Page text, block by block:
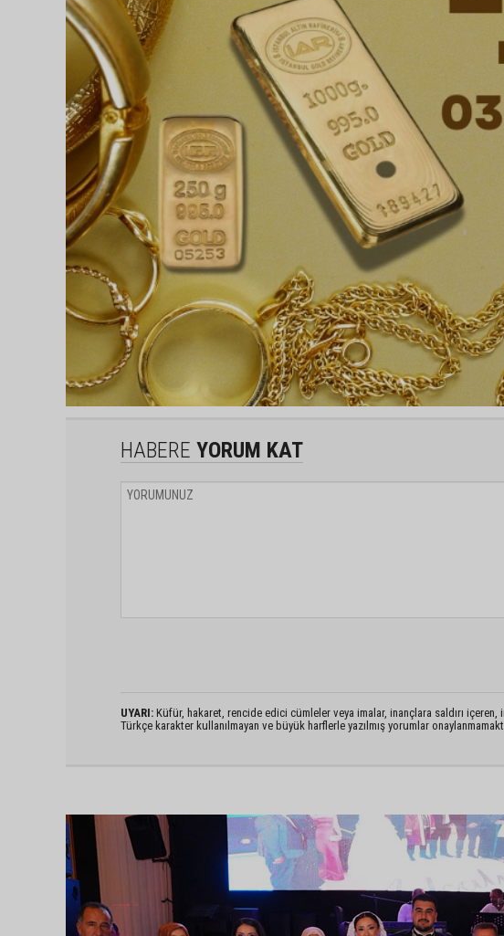
HABERE YORUM KAT
UYARI: Küfür, hakaret, rencide edici cümleler veya imalar, inançlara saldırı içeren,
Türkçe karakter kullanılmayan ve büyük harflerle yazılmış yorumlar